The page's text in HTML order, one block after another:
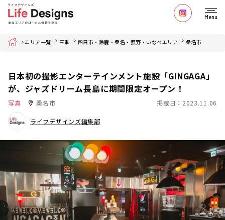
Menu
Home エリア一覧 三重 四日市・鈴鹿・桑名・菰野・いなべエリア 桑名市
日本初の撮影エンターテインメント施設「GINGAGA」
が、ジャズドリーム長島に期間限定オープン！
写真 桑名市 掲載日：2023.11.06
ライフデザインズ編集部